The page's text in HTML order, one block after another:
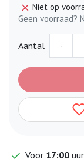
Niet op
Geen voorraad?
Aantal -
Voor 17:00